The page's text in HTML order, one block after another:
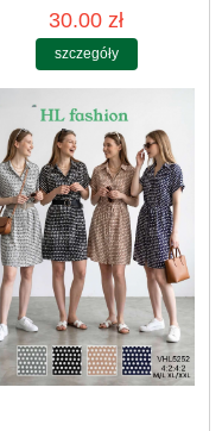
30.00 zł
szczegóły